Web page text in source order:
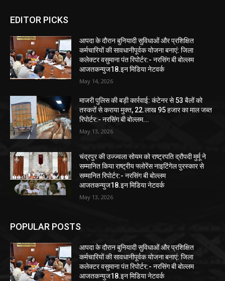
EDITOR PICKS
आपदा के दौरान बुनियादी सुविधाओं और प्रशिक्षित
कर्मचारियों की सावधानीपूर्वक योजना बनाएं: जिला
कलेक्टर वसुमाना पंत रिपोर्टर:- नरसिंग बी बोल्लम
आजतकन्युज18.इन मिडिया नेटवर्क
May 14, 2026
माजरी पुलिस की बड़ी कार्रवाई: कंटेनर से 53 बैलों को
तस्करों से कराया मुक्त, 22.लाख 95 हजार का माल जब्त
रिपोर्टर:- नरसिंग बी बोल्लम...
May 13, 2026
चंद्रपुर की उज्ज्वला सोयम को राष्ट्रपति द्रौपदी मुर्मू ने
सम्मानित किया राष्ट्रीय फ्लोरेंस नाइटिंगेल पुरस्कार से
सम्मानित रिपोर्टर:- नरसिंग बी बोल्लम
आजतकन्युज18.इन मिडिया नेटवर्क
May 13, 2026
POPULAR POSTS
आपदा के दौरान बुनियादी सुविधाओं और प्रशिक्षित
कर्मचारियों की सावधानीपूर्वक योजना बनाएं: जिला
कलेक्टर वसुमाना पंत रिपोर्टर:- नरसिंग बी बोल्लम
आजतकन्युज18.इन मिडिया नेटवर्क